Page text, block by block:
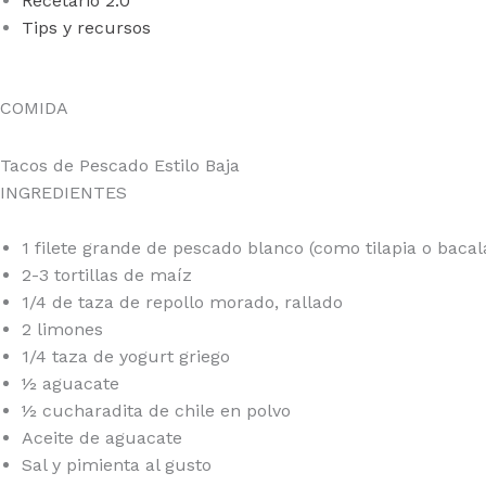
Tips y recursos
COMIDA
Tacos de Pescado Estilo Baja
INGREDIENTES
1 filete grande de pescado blanco (como tilapia o
2-3 tortillas de maíz
1/4 de taza de repollo morado, rallado
2 limones
1/4 taza de yogurt griego
½ aguacate
½ cucharadita de chile en polvo
Aceite de aguacate
Sal y pimienta al gusto